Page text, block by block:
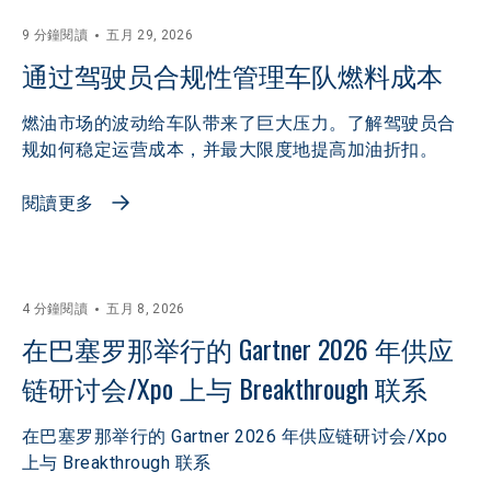
9 分鐘閱讀 五月 29, 2026
通过驾驶员合规性管理车队燃料成本
燃油市场的波动给车队带来了巨大压力。了解驾驶员合
规如何稳定运营成本，并最大限度地提高加油折扣。
閱讀更多
4 分鐘閱讀 五月 8, 2026
在巴塞罗那举行的 Gartner 2026 年供应
链研讨会/Xpo 上与 Breakthrough 联系
在巴塞罗那举行的 Gartner 2026 年供应链研讨会/Xpo
上与 Breakthrough 联系